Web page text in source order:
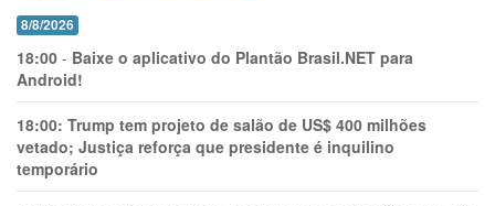
8/8/2026
18:00 - Baixe o aplicativo do Plantão Brasil.NET para
Android!
18:00: Trump tem projeto de salão de US$ 400 milhões
vetado; Justiça reforça que presidente é inquilino
temporário